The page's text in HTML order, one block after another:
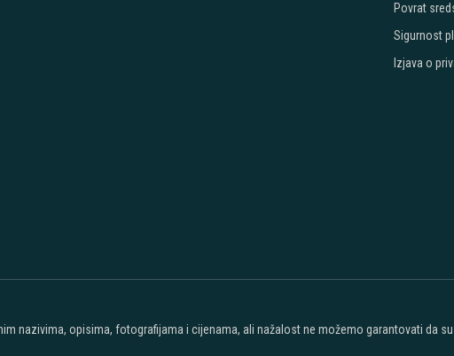
Povrat
Sigurnost
Izjava o
nazivima, opisima, fotografijama i cijenama, ali nažalost ne možemo garantovati da